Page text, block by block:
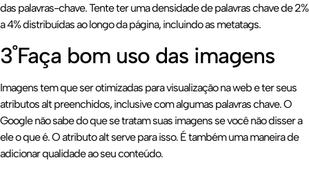
das palavras-chave. Tente ter uma densidade de palavras chave de 2%
a 4% distribuídas ao longo da página, incluindo as metatags.
3˚Faça bom uso das imagens
Imagens tem que ser otimizadas para visualização na web e ter seus
atributos alt preenchidos, inclusive com algumas palavras chave. O
Google não sabe do que se tratam suas imagens se você não disser a
ele o que é. O atributo alt serve para isso. É também uma maneira de
adicionar qualidade ao seu conteúdo.